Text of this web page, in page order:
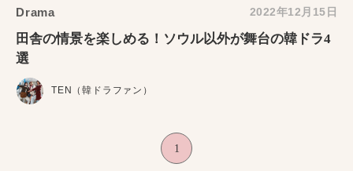
Drama 2022年12月15日
田舎の情景を楽しめる！ソウル以外が舞台の韓ドラ4
選
TEN（韓ドラファン）
1